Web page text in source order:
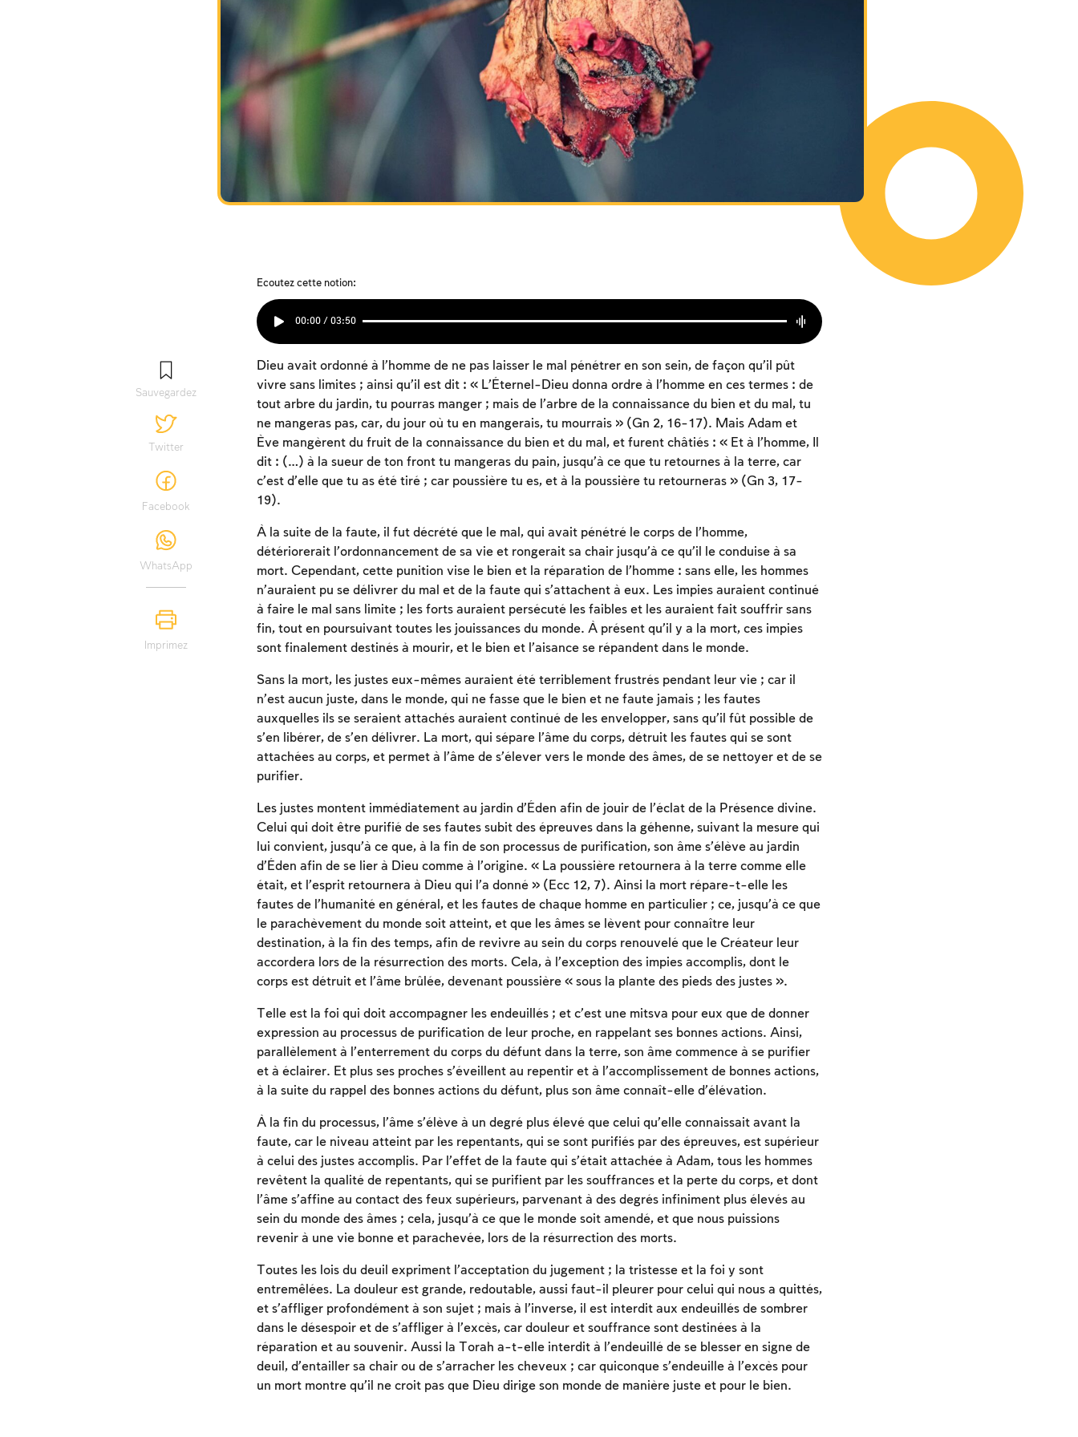
Ecoutez cette notion:
00:00 / 03:50
Sauvegardez
Twitter
Facebook
WhatsApp
Imprimez
Dieu avait ordonné à l’homme de ne pas laisser le mal pénétrer en son sein, de façon qu’il pût
vivre sans limites ; ainsi qu’il est dit : « L’Éternel-Dieu donna ordre à l’homme en ces termes : de
tout arbre du jardin, tu pourras manger ; mais de l’arbre de la connaissance du bien et du mal, tu
ne mangeras pas, car, du jour où tu en mangerais, tu mourrais » (Gn 2, 16-17). Mais Adam et
Ève mangèrent du fruit de la connaissance du bien et du mal, et furent châtiés : « Et à l’homme, Il
dit : (…) à la sueur de ton front tu mangeras du pain, jusqu’à ce que tu retournes à la terre, car
c’est d’elle que tu as été tiré ; car poussière tu es, et à la poussière tu retourneras » (Gn 3, 17-
19).
À la suite de la faute, il fut décrété que le mal, qui avait pénétré le corps de l’homme,
détériorerait l’ordonnancement de sa vie et rongerait sa chair jusqu’à ce qu’il le conduise à sa
mort. Cependant, cette punition vise le bien et la réparation de l’homme : sans elle, les hommes
n’auraient pu se délivrer du mal et de la faute qui s’attachent à eux. Les impies auraient continué
à faire le mal sans limite ; les forts auraient persécuté les faibles et les auraient fait souffrir sans
fin, tout en poursuivant toutes les jouissances du monde. À présent qu’il y a la mort, ces impies
sont finalement destinés à mourir, et le bien et l’aisance se répandent dans le monde.
Sans la mort, les justes eux-mêmes auraient été terriblement frustrés pendant leur vie ; car il
n’est aucun juste, dans le monde, qui ne fasse que le bien et ne faute jamais ; les fautes
auxquelles ils se seraient attachés auraient continué de les envelopper, sans qu’il fût possible de
s’en libérer, de s’en délivrer. La mort, qui sépare l’âme du corps, détruit les fautes qui se sont
attachées au corps, et permet à l’âme de s’élever vers le monde des âmes, de se nettoyer et de se
purifier.
Les justes montent immédiatement au jardin d’Éden afin de jouir de l’éclat de la Présence divine.
Celui qui doit être purifié de ses fautes subit des épreuves dans la géhenne, suivant la mesure qui
lui convient, jusqu’à ce que, à la fin de son processus de purification, son âme s’élève au jardin
d’Éden afin de se lier à Dieu comme à l’origine. « La poussière retournera à la terre comme elle
était, et l’esprit retournera à Dieu qui l’a donné » (Ecc 12, 7). Ainsi la mort répare-t-elle les
fautes de l’humanité en général, et les fautes de chaque homme en particulier ; ce, jusqu’à ce que
le parachèvement du monde soit atteint, et que les âmes se lèvent pour connaître leur
destination, à la fin des temps, afin de revivre au sein du corps renouvelé que le Créateur leur
accordera lors de la résurrection des morts. Cela, à l’exception des impies accomplis, dont le
corps est détruit et l’âme brûlée, devenant poussière « sous la plante des pieds des justes ».
Telle est la foi qui doit accompagner les endeuillés ; et c’est une mitsva pour eux que de donner
expression au processus de purification de leur proche, en rappelant ses bonnes actions. Ainsi,
parallèlement à l’enterrement du corps du défunt dans la terre, son âme commence à se purifier
et à éclairer. Et plus ses proches s’éveillent au repentir et à l’accomplissement de bonnes actions,
à la suite du rappel des bonnes actions du défunt, plus son âme connaît-elle d’élévation.
À la fin du processus, l’âme s’élève à un degré plus élevé que celui qu’elle connaissait avant la
faute, car le niveau atteint par les repentants, qui se sont purifiés par des épreuves, est supérieur
à celui des justes accomplis. Par l’effet de la faute qui s’était attachée à Adam, tous les hommes
revêtent la qualité de repentants, qui se purifient par les souffrances et la perte du corps, et dont
l’âme s’affine au contact des feux supérieurs, parvenant à des degrés infiniment plus élevés au
sein du monde des âmes ; cela, jusqu’à ce que le monde soit amendé, et que nous puissions
revenir à une vie bonne et parachevée, lors de la résurrection des morts.
Toutes les lois du deuil expriment l’acceptation du jugement ; la tristesse et la foi y sont
entremêlées. La douleur est grande, redoutable, aussi faut-il pleurer pour celui qui nous a quittés,
et s’affliger profondément à son sujet ; mais à l’inverse, il est interdit aux endeuillés de sombrer
dans le désespoir et de s’affliger à l’excès, car douleur et souffrance sont destinées à la
réparation et au souvenir. Aussi la Torah a-t-elle interdit à l’endeuillé de se blesser en signe de
deuil, d’entailler sa chair ou de s’arracher les cheveux ; car quiconque s’endeuille à l’excès pour
un mort montre qu’il ne croit pas que Dieu dirige son monde de manière juste et pour le bien.
Inscription requise
Inscription requise
Inscription requise